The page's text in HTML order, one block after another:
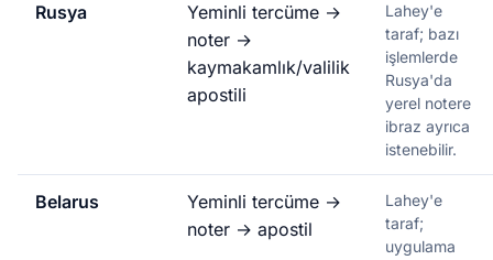
Rusya
Yeminli tercüme →
noter →
kaymakamlık/valilik
apostili
Lahey'e
taraf; bazı
işlemlerde
Rusya'da
yerel notere
ibraz ayrıca
istenebilir.
Belarus
Yeminli tercüme →
noter → apostil
Lahey'e
taraf;
uygulama